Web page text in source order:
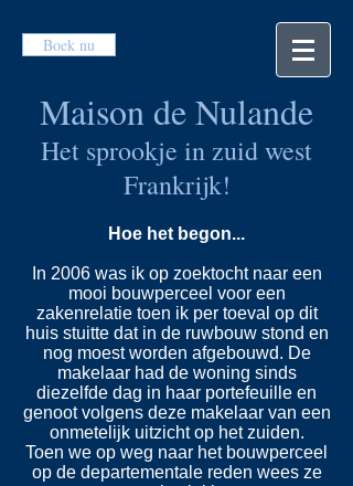
Maison de Nulande
Het sprookje in zuid west
Frankrijk!
Boek nu
Hoe het begon...
In 2006 was ik op zoektocht naar een
mooi bouwperceel voor een
zakenrelatie toen ik per toeval op dit
huis stuitte dat in de ruwbouw stond en
nog moest worden afgebouwd. De
makelaar had de woning sinds
diezelfde dag in haar portefeuille en
genoot volgens deze makelaar van een
onmetelijk uitzicht op het zuiden.
Toen we op weg naar het bouwperceel
op de departementale reden wees ze